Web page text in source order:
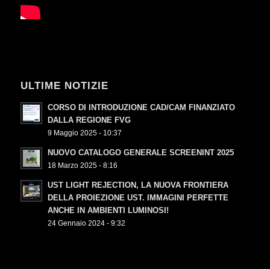
ULTIME NOTIZIE
CORSO DI INTRODUZIONE CAD/CAM FINANZIATO
DALLA REGIONE FVG
9 Maggio 2025 - 10:37
NUOVO CATALOGO GENERALE SCREENINT 2025
18 Marzo 2025 - 8:16
UST LIGHT REJECTION, LA NUOVA FRONTIERA
DELLA PROIEZIONE UST. IMMAGINI PERFETTE
ANCHE IN AMBIENTI LUMINOSI!
24 Gennaio 2024 - 9:32